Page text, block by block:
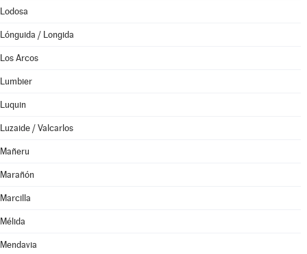
Lodosa
Lónguida / Longida
Los Arcos
Lumbier
Luquin
Luzaide / Valcarlos
Mañeru
Marañón
Marcilla
Mélida
Mendavia